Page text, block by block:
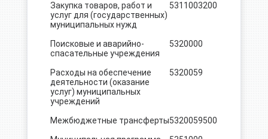
Закупка товаров, работ и
услуг для (государственных)
муниципальных нужд
5311003200
Поисковые и аварийно-
спасательные учреждения
5320000
Расходы на обеспечение
деятельности (оказание
услуг) муниципальных
учреждений
5320059
Межбюджетные трансферты5320059500